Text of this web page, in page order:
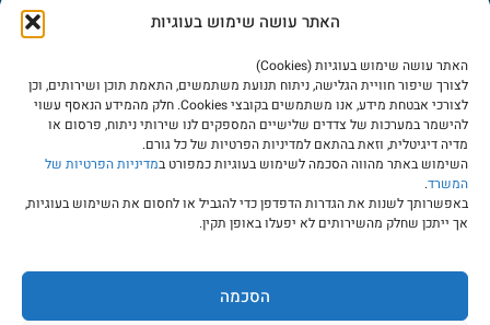
האתר עושה שימוש בעוגיות
האתר עושה שימוש בעוגיות (Cookies)
לצורך שיפור חוויית הגלישה, ניתוח תנועת משתמשים, התאמת תוכן ושירותים, וכן
לצורכי אבטחת מידע, אנו משתמשים בקובצי Cookies. חלק מהמידע הנאסף עשוי
להישמר במערכות של צדדים שלישיים המספקים לנו שירותי ניתוח, פרסום או
מדיה דיגיטלית, וזאת בהתאם למדיניות הפרטיות של כל גורם.
השימוש באתר מהווה הסכמה לשימוש בעוגיות כמפורט במדיניות הפרטיות של
המשרד.
באפשרותך לשנות את הגדרות הדפדפן כדי להגביל או לחסום את השימוש בעוגיות,
אך ייתכן שחלק מהשירותים לא יפעלו באופן תקין.
הסכמה
מזל טוב – נולד לך מותג
יישוב מחלוקות בשמות מתחם
בינ"ל דומיינים כלליים ו-UDRP
הפקדת יצירות כהגנה על זכויות
יוצרים
שבוע הספר העברי וקניין רוחני
הצהרת נגישות
סודות מסחריים
עוולות מסחריות
מרכז ידע
מאמרים
מאגרי מידע
שאלות נפוצות
אודות המשרד